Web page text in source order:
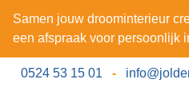
Samen jouw droominterieur
een afspraak voor persoonlijk
0524 53 15 01 -